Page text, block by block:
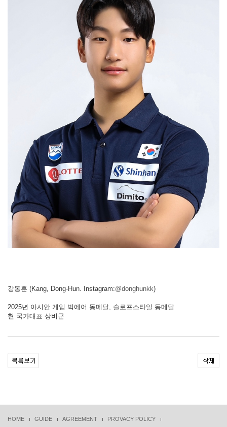
강동훈 (Kang, Dong-Hun. Instagram:@donghunkk)
2025년 아시안 게임 빅에어 동메달, 슬로프스타일 동메달
현 국가대표 상비군
HOME GUIDE AGREEMENT PROVACY POLICY